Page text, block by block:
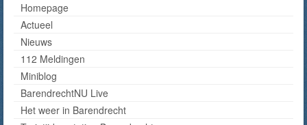
Homepage
Actueel
Nieuws
112 Meldingen
Miniblog
BarendrechtNU Live
Het weer in Barendrecht